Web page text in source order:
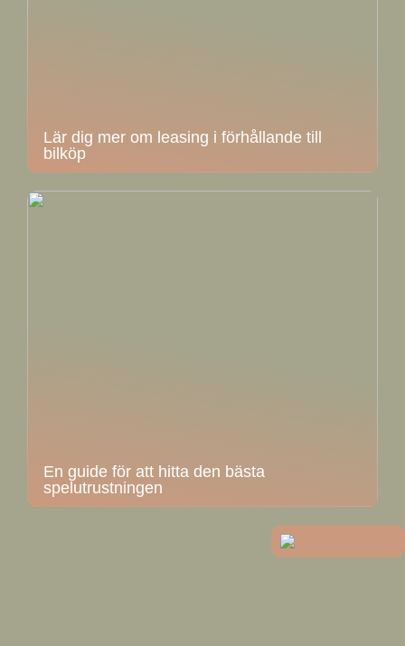
Lär dig mer om leasing i förhållande till
bilköp
En guide för att hitta den bästa
spelutrustningen